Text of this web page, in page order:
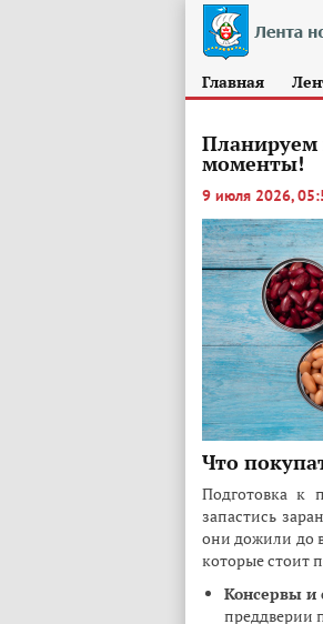
Главная
Планируем
моменты!
9 июля 2026,
Что
Подготовка к
запастись
они дожили до
которые стоит
Консервы и
преддверии